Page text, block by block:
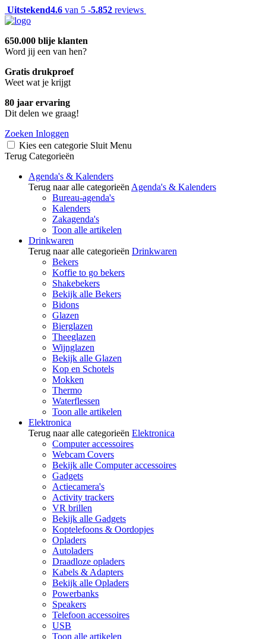
Uitstekend4.6 van 5 -5.852 reviews
650.000 blije klanten
Word jij een van hen?
Gratis drukproef
Weet wat je krijgt
80 jaar ervaring
Dit delen we graag!
Zoeken Inloggen
Kies een categorie Sluit Menu
Terug Categorieën
Agenda's & Kalenders
Terug naar alle categorieën Agenda's & Kalenders
Bureau-agenda's
Kalenders
Zakagenda's
Toon alle artikelen
Drinkwaren
Terug naar alle categorieën Drinkwaren
Bekers
Koffie to go bekers
Shakebekers
Bekijk alle Bekers
Bidons
Glazen
Bierglazen
Theeglazen
Wijnglazen
Bekijk alle Glazen
Kop en Schotels
Mokken
Thermo
Waterflessen
Toon alle artikelen
Elektronica
Terug naar alle categorieën Elektronica
Computer accessoires
Webcam Covers
Bekijk alle Computer accessoires
Gadgets
Actiecamera's
Activity trackers
VR brillen
Bekijk alle Gadgets
Koptelefoons & Oordopjes
Opladers
Autoladers
Draadloze opladers
Kabels & Adapters
Bekijk alle Opladers
Powerbanks
Speakers
Telefoon accessoires
USB
Toon alle artikelen